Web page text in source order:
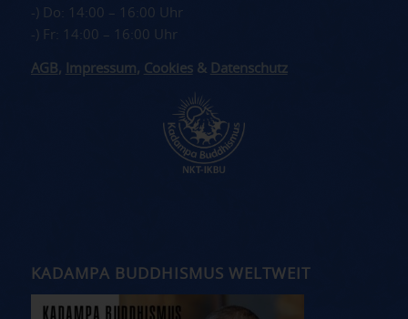
-) Do: 14:00 – 16:00 Uhr
-) Fr: 14:00 – 16:00 Uhr
AGB , Impressum, Cookies& Datenschutz
KADAMPA BUDDHISMUS WELTWEIT